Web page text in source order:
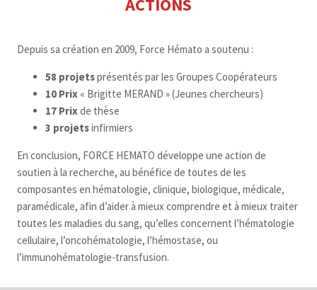
Depuis sa création en 2009, Force Hémato a soutenu :
58 projetsprésentés par les Groupes Coopérateurs
10 Prix « Brigitte MERAND » (Jeunes chercheurs)
17 Prix de thèse
3 projetsinfirmiers
En conclusion, FORCE HEMATO développe une action de
soutien à la recherche, au bénéfice de toutes de les
composantes en hématologie, clinique, biologique, médicale,
paramédicale, afin d’aider à mieux comprendre et à mieux traiter
toutes les maladies du sang, qu’elles concernent l’hématologie
cellulaire, l’oncohématologie, l’hémostase, ou
l’immunohématologie-transfusion.
Mentions légales Contact
© Copyright 2019 | All Rights Reserved